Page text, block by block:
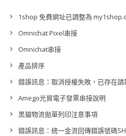
1shop 免費網址已調整為
Omnichat Pixel串接
Omnichat串接
產品排序
錯誤訊息：取消授權失敗，已存在請
Amego光貿電子發票串接說明
黑貓物流拋單列印注意事項
錯誤訊息：統一金流回傳錯誤號碼